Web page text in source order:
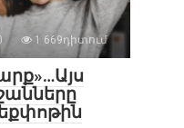
1 669դիտում